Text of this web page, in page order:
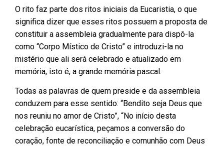
O rito faz parte dos ritos iniciais da Eucaristia, o que
significa dizer que esses ritos possuem a proposta de
constituir a assembleia gradualmente para dispô-la
como “Corpo Místico de Cristo” e introduzi-la no
mistério que ali será celebrado e atualizado em
memória, isto é, a grande memória pascal.
Todas as palavras de quem preside e da assembleia
conduzem para esse sentido: “Bendito seja Deus que
nos reuniu no amor de Cristo”, “No início desta
celebração eucarística, peçamos a conversão do
coração, fonte de reconciliação e comunhão com Deus